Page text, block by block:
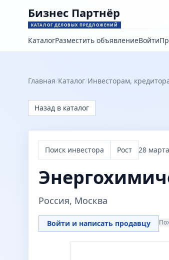
Бизнес Партнёр
КАТАЛОГ ДЕЛОВЫХ ПРЕДЛОЖЕНИЙ
КаталогРазместить объявлениеВойти
Главная/Каталог/Инвесторам,
Назад в каталог
Поиск инвестора Рост 28
Россия, Москва
Войти и написать продавцу